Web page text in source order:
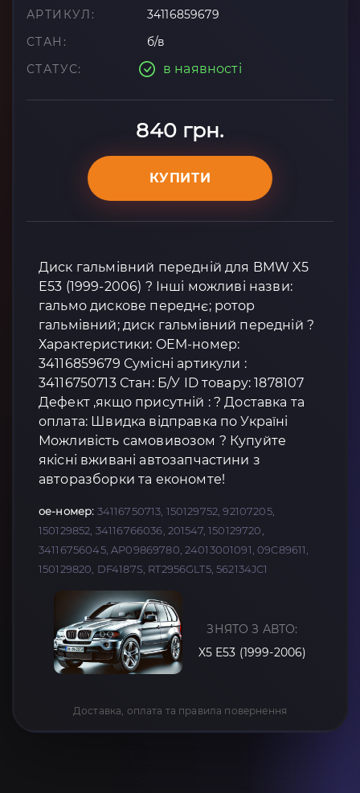
АРТИКУЛ:
34116859679
СТАН:
б/в
СТАТУС:
в наявності
840 грн.
КУПИТИ
Диск гальмівний передній для BMW X5
E53 (1999-2006) ? Інші можливі назви:
гальмо дискове переднє; ротор
гальмівний; диск гальмівний передній ?
Характеристики: OEM-номер:
34116859679 Сумісні артикули :
34116750713 Стан: Б/У ID товару: 1878107
Дефект ,якщо присутній : ? Доставка та
оплата: Швидка відправка по Україні
Можливість самовивозом ? Купуйте
якісні вживані автозапчастини з
авторазборки та економте!
oe-номер: 34116750713, 150129752, 92107205,
150129852, 34116766036, 201547, 150129720,
34116756045, AP09869780, 24013001091, 09C89611,
150129820, DF4187S, RT2956GLT5, 562134JC1
ЗНЯТО З АВТО:
X5 E53 (1999-2006)
Доставка, оплата та правила повернення